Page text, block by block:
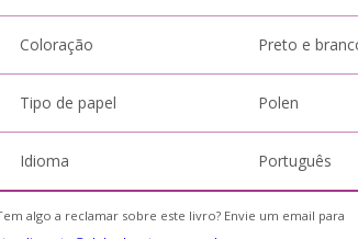
Coloração Preto e
Tipo de papel Polen
Idioma Português
algo a reclamar sobre este livro? Envie um email para